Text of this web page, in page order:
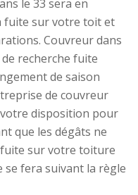
le 33 sera en
fuite sur votre toit et
Couvreur dans
recherche fuite
de saison
de couvreur
disposition pour
que les dégâts ne
fuite sur votre toiture
se fera suivant la règle